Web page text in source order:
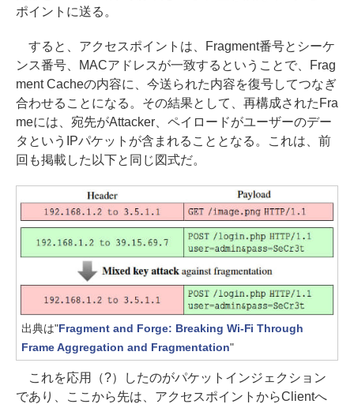
ポイントに送る。
すると、アクセスポイントは、Fragment番号とシーケ
ンス番号、MACアドレスが一致するということで、Frag
ment Cacheの内容に、今送られた内容を復号してつなぎ
合わせることになる。その結果として、再構成されたFra
meには、宛先がAttacker、ペイロードがユーザーのデー
タというIPパケットが含まれることとなる。これは、前
回も掲載した以下と同じ図式だ。
出典は"Fragment and Forge: Breaking Wi-Fi Through
Frame Aggregation and Fragmentation"
これを応用（?）したのがパケットインジェクション
であり、ここから先は、アクセスポイントからClientへ